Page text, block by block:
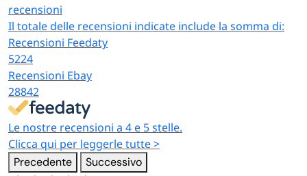
recensioni
Il totale delle recensioni indicate include la somma di:
Recensioni Feedaty
5224
Recensioni Ebay
28842
Le nostre recensioni a 4 e 5 stelle.
Clicca qui per leggerle tutte >
Precedente Successivo